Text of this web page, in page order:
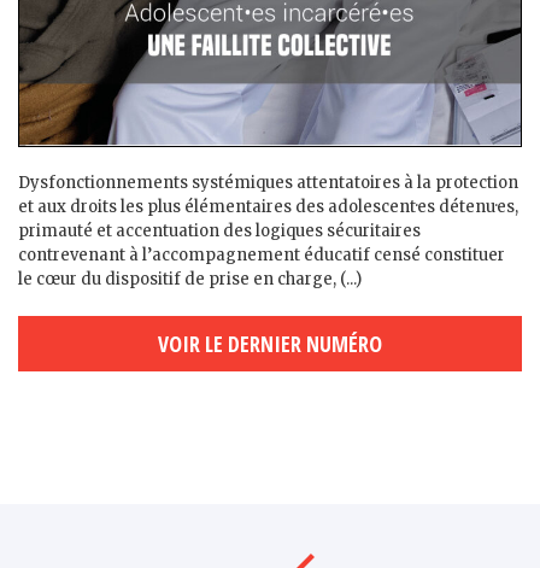
Dysfonctionnements systémiques attentatoires à la protection
et aux droits les plus élémentaires des adolescent·es détenu·es,
primauté et accentuation des logiques sécuritaires
contrevenant à l’accompagnement éducatif censé constituer
le cœur du dispositif de prise en charge, (...)
VOIR LE DERNIER NUMÉRO